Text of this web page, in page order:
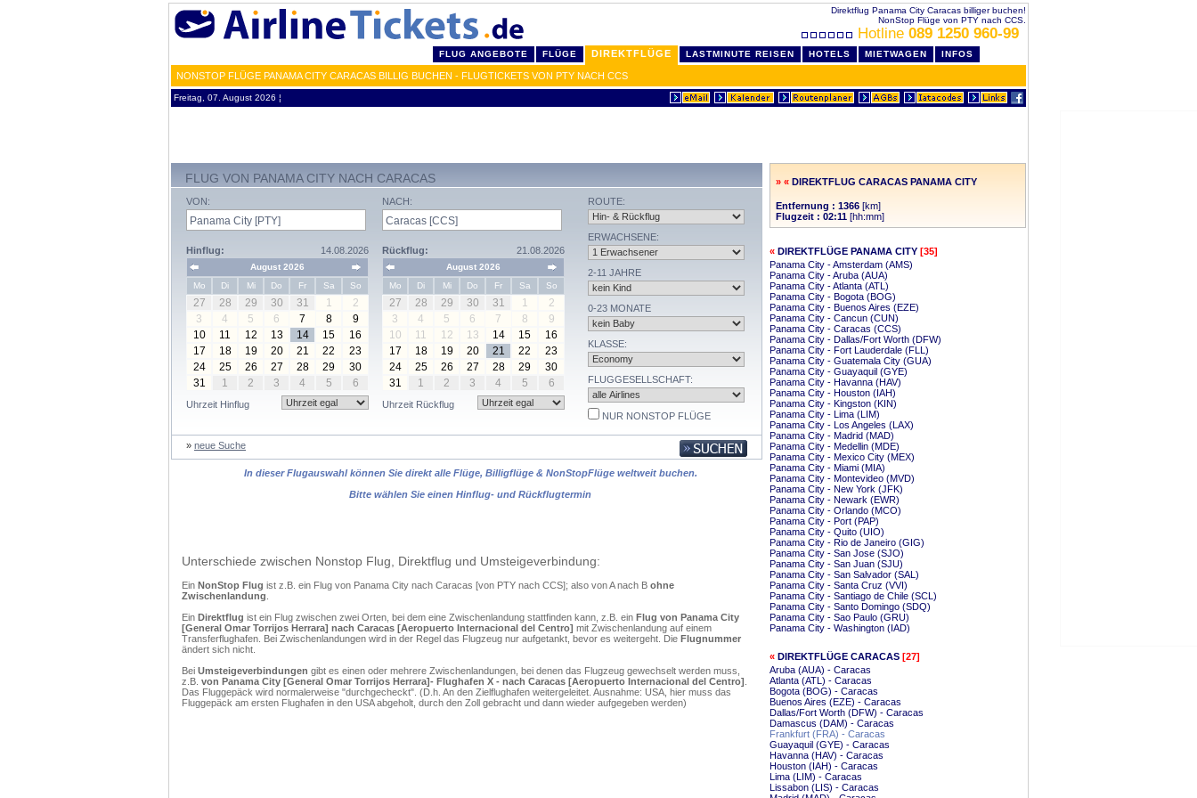
Direktflug Panama City Caracas billiger buchen!
NonStop Flüge von PTY nach CCS.
Hotline 089 1250 960-99
FLUG ANGEBOTE FLÜGE DIREKTFLÜGE LASTMINUTE REISEN HOTELS MIETWAGEN INFOS
NONSTOP FLÜGE PANAMA CITY CARACAS BILLIG BUCHEN - FLUGTICKETS VON PTY NACH CCS
Freitag, 07. August 2026 ¦
FLUG VON PANAMA CITY NACH CARACAS
VON:
Hinflug: 14.08.2026
August 2026
Mo
Di Mi Do Fr Sa So
27 28 29 30 31 1
2
3
4 5 6 7 8
9
10
11 12 13 14 15
16
17
18 19 20 21 22
23
24
25 26 27 28 29
30
31
1 2 3 4 5 6
Uhrzeit Hinflug
NACH:
Rückflug: 21.08.2026
August 2026
Mo
Di Mi Do Fr Sa So
27 28 29 30 31 1
2
3
4 5 6 7 8
9
10
11 12 13 14 15
16
17
18 19 20 21 22
23
24
25 26 27 28 29
30
31
1 2 3 4 5 6
Uhrzeit Rückflug
ROUTE:
ERWACHSENE:
2-11 JAHRE
0-23 MONATE
KLASSE:
FLUGGESELLSCHAFT:
NUR NONSTOP FLÜGE
» neue Suche
In dieser Flugauswahl können Sie direkt alle Flüge, Billigflüge & NonStopFlüge weltweit buchen.
Bitte wählen Sie einen Hinflug- und Rückflugtermin
Unterschiede zwischen Nonstop Flug, Direktflug und Umsteigeverbindung:
Ein NonStop Flug ist z.B. ein Flug von Panama City nach Caracas [von PTY nach CCS]; also von A nach B ohne
Zwischenlandung
Ein Direktflug ist ein Flug zwischen zwei Orten, bei dem eine Zwischenlandung stattfinden kann, z.B. ein Flug von Panama City
[General Omar Torrijos Herrara] nach Caracas [Aeropuerto Internacional del Centro] mit Zwischenlandung auf einem
Transferflughafen. Bei Zwischenlandungen wird in der Regel das Flugzeug nur aufgetankt, bevor es weitergeht. Die Flugnummer
ändert sich nicht.
Bei Umsteigeverbindungen gibt es einen oder mehrere Zwischenlandungen, bei denen das Flugzeug gewechselt werden muss,
z.B. von Panama City [General Omar Torrijos Herrara]- Flughafen X - nach Caracas [Aeropuerto Internacional del Centro]
Das Fluggepäck wird normalerweise "durchgecheckt". (D.h. An den Zielflughafen weitergeleitet. Ausnahme: USA, hier muss das
Fluggepäck am ersten Flughafen in den USA abgeholt, durch den Zoll gebracht und dann wieder aufgegeben werden)
» « DIREKTFLUG CARACAS PANAMA CITY
Entfernung : 1366 [km]
Flugzeit : 02:11 [hh:mm]
« DIREKTFLÜGE PANAMA CITY [35]
Panama City - Amsterdam (AMS)
Panama City - Aruba (AUA)
Panama City - Atlanta (ATL)
Panama City - Bogota (BOG)
Panama City - Buenos Aires (EZE)
Panama City - Cancun (CUN)
Panama City - Caracas (CCS)
Panama City - Dallas/Fort Worth (DFW)
Panama City - Fort Lauderdale (FLL)
Panama City - Guatemala City (GUA)
Panama City - Guayaquil (GYE)
Panama City - Havanna (HAV)
Panama City - Houston (IAH)
Panama City - Kingston (KIN)
Panama City - Lima (LIM)
Panama City - Los Angeles (LAX)
Panama City - Madrid (MAD)
Panama City - Medellin (MDE)
Panama City - Mexico City (MEX)
Panama City - Miami (MIA)
Panama City - Montevideo (MVD)
Panama City - New York (JFK)
Panama City - Newark (EWR)
Panama City - Orlando (MCO)
Panama City - Port (PAP)
Panama City - Quito (UIO)
Panama City - Rio de Janeiro (GIG)
Panama City - San Jose (SJO)
Panama City - San Juan (SJU)
Panama City - San Salvador (SAL)
Panama City - Santa Cruz (VVI)
Panama City - Santiago de Chile (SCL)
Panama City - Santo Domingo (SDQ)
Panama City - Sao Paulo (GRU)
Panama City - Washington (IAD)
« DIREKTFLÜGE CARACAS [27]
Aruba (AUA) - Caracas
Atlanta (ATL) - Caracas
Bogota (BOG) - Caracas
Buenos Aires (EZE) - Caracas
Dallas/Fort Worth (DFW) - Caracas
Damascus (DAM) - Caracas
Frankfurt (FRA) - Caracas
Guayaquil (GYE) - Caracas
Havanna (HAV) - Caracas
Houston (IAH) - Caracas
Lima (LIM) - Caracas
Lissabon (LIS) - Caracas